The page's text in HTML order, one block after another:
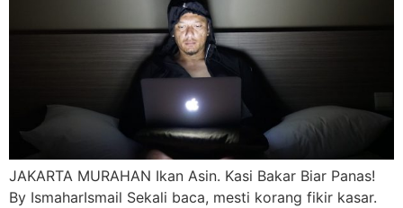
JAKARTA MURAHAN Ikan Asin. Kasi Bakar Biar Panas!
By IsmaharIsmail Sekali baca, mesti korang fikir kasar.